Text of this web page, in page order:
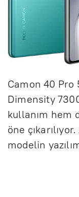
Camon 40 Pro
Dimensity
kullanım hem
öne
modelin